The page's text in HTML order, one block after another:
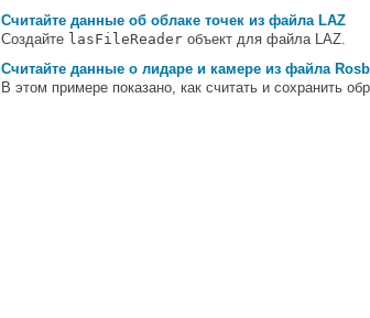
Считайте данные об облаке точек из файла LAZ
Создайте lasFileReader объект для файла LAZ.
Считайте данные о лидаре и камере из файла
В этом примере показано, как считать и сохранить